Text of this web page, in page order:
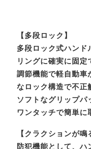
【多段ロック】
多段ロック式ハンド
リングに確実に固定
調節機能で軽自動車
なロック構造で不正
ソフトなグリップパ
ワンタッチで簡単に
【クラクションが鳴
防犯機能として、ハ